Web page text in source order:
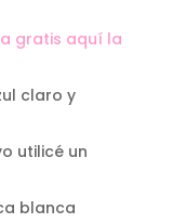
gratis aquí la
claro y
utilicé un
blanca